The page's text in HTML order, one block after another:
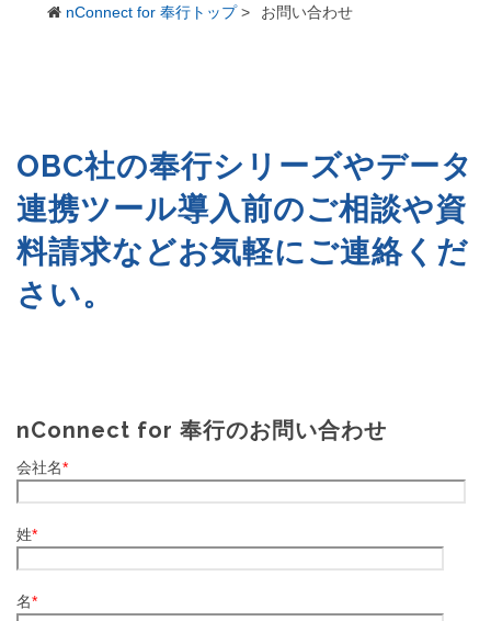
nConnect for 奉行トップ> お問い合わせ
OBC社の奉行シリーズやデータ
連携ツール導入前のご相談や資
料請求などお気軽にご連絡くだ
さい。
nConnect for 奉行のお問い合わせ
会社名*
姓*
名*